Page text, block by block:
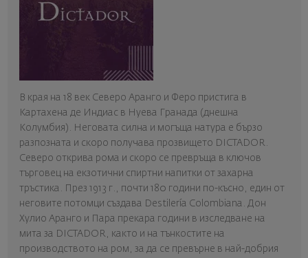
В края на 18 век Северо Аранго и Феро пристига в
Картахена де Индиас в Нуева Гранада (днешна
Колумбия). Неговата силна и могъща натура е бързо
разпозната и скоро получава прозвището DICTADOR.
Северо открива рома и скоро се превръща в ключов
търговец на екзотични спиртни напитки от захарна
тръстика. През 1913 г., почти 180 години по-късно, един от
неговите потомци създава Destilería Colombiana. Дон
Хулио Аранго и Пара прекара години в изследване на
мита за DICTADOR, както и на тънкостите на
производството на ром, за да се превърне в най-добрия